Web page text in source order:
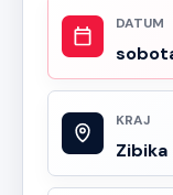
DATUM
KRAJ
Zibika